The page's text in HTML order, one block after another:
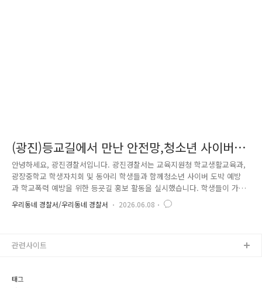
(광진)등교길에서 만난 안전망,청소년 사이버도
박 학교폭력 예방 홍보
안녕하세요, 광진경찰서입니다. 광진경찰서는 교육지원청 학교생활교육과,
광장중학교 학생자치회 및 동아리 학생들과 함께청소년 사이버 도박 예방
과 학교폭력 예방을 위한 등굣길 홍보 활동을 실시했습니다. 학생들이 가
장 많이 오가는 등굣길에서 학생들이 직접 목소리를 내며친구들에게 예방
메시지를 전달한 뜻깊은 현장을 소개합니다. 🚔 피켓을 들고 등교길을 지켜
친구들에게 학교폭력 예방의 중요성을 알렸습니다. 광진경찰서 경찰관과
우리동네 경찰서/우리동네 경찰서 2026.06.08
태그
관련사이트